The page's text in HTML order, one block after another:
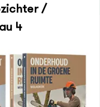
/
4